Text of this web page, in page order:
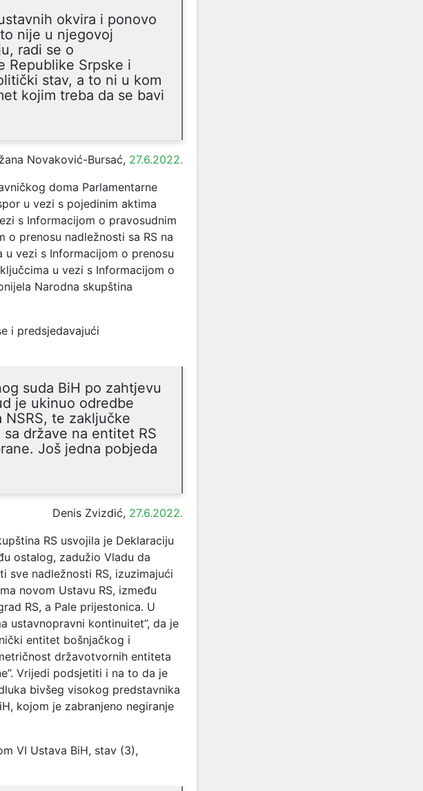
okvira i ponovo
nije u njegovoj
radi se o
Republike Srpske i
stav, a to ni u kom
kojim treba da se bavi
Novaković-Bursać, 27.6.2022.
doma Parlamentarne
u vezi s pojedinim aktima
s Informacijom o pravosudnim
o prenosu nadležnosti sa RS na
vezi s Informacijom o prenosu
u vezi s Informacijom o
Narodna skupština
i predsjedavajući
suda BiH po zahtjevu
je ukinuo odredbe
te zaključke
države na entitet RS
Još jedna pobjeda
Denis Zvizdić, 27.6.2022.
RS usvojila je Deklaraciju
ostalog, zadužio Vladu da
sve nadležnosti RS, izuzimajući
novom Ustavu RS, između
RS, a Pale prijestonica. U
ustavnopravni kontinuitet”, da je
entitet bošnjačkog i
državotvornih entiteta
Vrijedi podsjetiti i na to da je
bivšeg visokog predstavnika
kojom je zabranjeno negiranje
VI Ustava BiH, stav (3),